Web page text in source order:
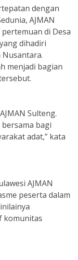
dengan
AJMAN
di Desa
dihadiri
menjadi bagian
Sulteng.
bagi
adat,” kata
AJMAN
peserta dalam
komunitas